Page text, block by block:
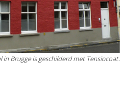
in Brugge is geschilderd met Tensiocoat.